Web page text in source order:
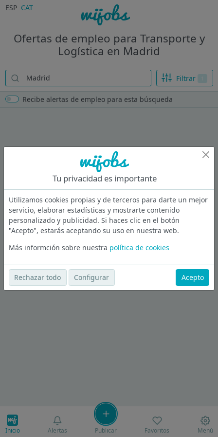
ESP CAT
Ofertas de empleo para Transporte y
Logística en Madrid
Filtrar
Recibe alertas de empleo para esta búsqueda
Inicio Alertas Publicar Favoritos Menú
Tu privacidad es importante
Utilizamos cookies propias y de terceros para darte un mejor
servicio, elaborar estadísticas y mostrarte contenido
personalizado y publicidad. Si haces clic en el botón
"Acepto", estarás aceptando su uso en nuestra web.
Más informción sobre nuestra política de cookies
Rechazar todo Configurar Acepto